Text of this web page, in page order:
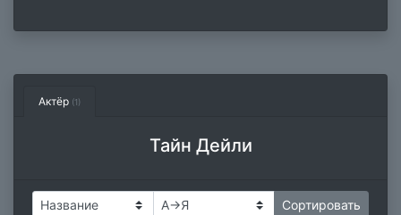
Актёр (1)
Тайн Дейли